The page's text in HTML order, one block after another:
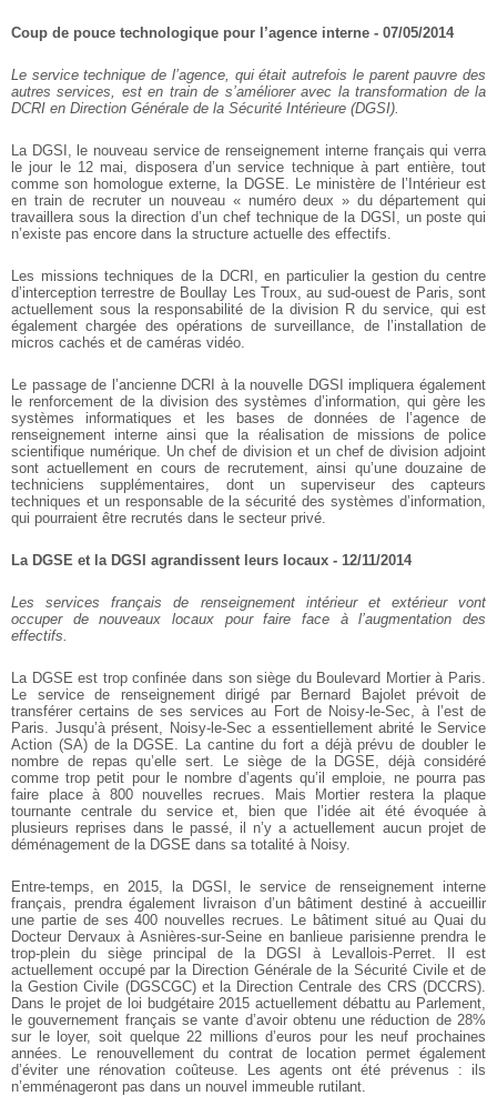
Coup de pouce technologique pour l’agence interne - 07/05/2014
Le service technique de l’agence, qui était autrefois le parent pauvre des
autres services, est en train de s’améliorer avec la transformation de la
DCRI en Direction Générale de la Sécurité Intérieure (DGSI).
La DGSI, le nouveau service de renseignement interne français qui verra
le jour le 12 mai, disposera d’un service technique à part entière, tout
comme son homologue externe, la DGSE. Le ministère de l’Intérieur est
en train de recruter un nouveau « numéro deux » du département qui
travaillera sous la direction d’un chef technique de la DGSI, un poste qui
n’existe pas encore dans la structure actuelle des effectifs.
Les missions techniques de la DCRI, en particulier la gestion du centre
d’interception terrestre de Boullay Les Troux, au sud-ouest de Paris, sont
actuellement sous la responsabilité de la division R du service, qui est
également chargée des opérations de surveillance, de l’installation de
micros cachés et de caméras vidéo.
Le passage de l’ancienne DCRI à la nouvelle DGSI impliquera également
le renforcement de la division des systèmes d’information, qui gère les
systèmes informatiques et les bases de données de l’agence de
renseignement interne ainsi que la réalisation de missions de police
scientifique numérique. Un chef de division et un chef de division adjoint
sont actuellement en cours de recrutement, ainsi qu’une douzaine de
techniciens supplémentaires, dont un superviseur des capteurs
techniques et un responsable de la sécurité des systèmes d’information,
qui pourraient être recrutés dans le secteur privé.
La DGSE et la DGSI agrandissent leurs locaux - 12/11/2014
Les services français de renseignement intérieur et extérieur vont
occuper de nouveaux locaux pour faire face à l’augmentation des
effectifs.
La DGSE est trop confinée dans son siège du Boulevard Mortier à Paris.
Le service de renseignement dirigé par Bernard Bajolet prévoit de
transférer certains de ses services au Fort de Noisy-le-Sec, à l’est de
Paris. Jusqu’à présent, Noisy-le-Sec a essentiellement abrité le Service
Action (SA) de la DGSE. La cantine du fort a déjà prévu de doubler le
nombre de repas qu’elle sert. Le siège de la DGSE, déjà considéré
comme trop petit pour le nombre d’agents qu’il emploie, ne pourra pas
faire place à 800 nouvelles recrues. Mais Mortier restera la plaque
tournante centrale du service et, bien que l’idée ait été évoquée à
plusieurs reprises dans le passé, il n’y a actuellement aucun projet de
déménagement de la DGSE dans sa totalité à Noisy.
Entre-temps, en 2015, la DGSI, le service de renseignement interne
français, prendra également livraison d’un bâtiment destiné à accueillir
une partie de ses 400 nouvelles recrues. Le bâtiment situé au Quai du
Docteur Dervaux à Asnières-sur-Seine en banlieue parisienne prendra le
trop-plein du siège principal de la DGSI à Levallois-Perret. Il est
actuellement occupé par la Direction Générale de la Sécurité Civile et de
la Gestion Civile (DGSCGC) et la Direction Centrale des CRS (DCCRS).
Dans le projet de loi budgétaire 2015 actuellement débattu au Parlement,
le gouvernement français se vante d’avoir obtenu une réduction de 28%
sur le loyer, soit quelque 22 millions d’euros pour les neuf prochaines
années. Le renouvellement du contrat de location permet également
d’éviter une rénovation coûteuse. Les agents ont été prévenus : ils
n’emménageront pas dans un nouvel immeuble rutilant.